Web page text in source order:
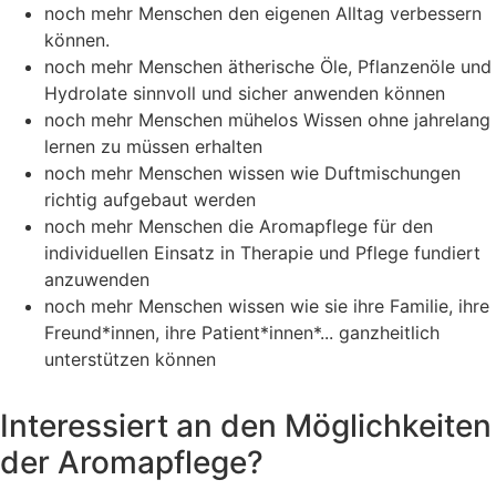
noch mehr Menschen den eigenen Alltag verbessern
können.
noch mehr Menschen ätherische Öle, Pflanzenöle und
Hydrolate sinnvoll und sicher anwenden können
noch mehr Menschen mühelos Wissen ohne jahrelang
lernen zu müssen erhalten
noch mehr Menschen wissen wie Duftmischungen
richtig aufgebaut werden
noch mehr Menschen die Aromapflege für den
individuellen Einsatz in Therapie und Pflege fundiert
anzuwenden
noch mehr Menschen wissen wie sie ihre Familie, ihre
Freund*innen, ihre Patient*innen*... ganzheitlich
unterstützen können
Interessiert an den Möglichkeiten
der Aromapflege?